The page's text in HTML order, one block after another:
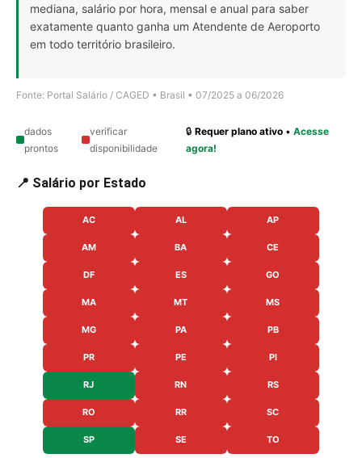
mediana, salário por hora, mensal e anual para saber
exatamente quanto ganha um Atendente de Aeroporto
em todo território brasileiro.
Fonte: Portal Salário / CAGED • Brasil • 07/2025 a 06/2026
dados
prontos
verificar
disponibilidade
🔒Requer plano ativo •Acesse
agora!
📍 Salário por Estado
AC AL AP
AM BA CE
DF ES GO
MA MT MS
MG PA PB
PR PE PI
RJ RN RS
RO RR SC
SP SE TO